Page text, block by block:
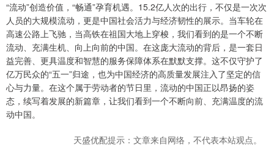
“流动”创造价值，“畅通”孕育机遇。15.2亿人次的出行，不仅是一次次
人员的大规模流动，更是中国社会活力与经济韧性的展示。当车轮在
高速公路上飞驰，当高铁在祖国大地上穿梭，我们看到的是一个不断
流动、充满生机、向上向前的中国。在这庞大流动的背后，是一套日
益完善、更具温度和智慧的服务保障体系在默默支撑。这不仅守护了
亿万民众的“五一”归途，也为中国经济的高质量发展注入了坚定的信
心与力量。在这个属于劳动者的节日里，流动的中国正以昂扬的姿
态，续写着发展的新篇章，让我们看到一个不断向前、充满温度的流
动中国。
天盛优配提示：文章来自网络，不代表本站观点。